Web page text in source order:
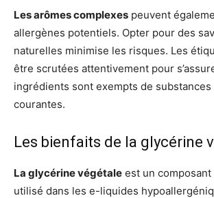
Les arômes complexes peuvent
allergènes potentiels. Opter pour des
naturelles minimise les risques. Les
être scrutées attentivement pour
ingrédients sont exempts de
courantes.
Les bienfaits de la glycérine
La glycérine végétale est un
utilisé dans les e-liquides